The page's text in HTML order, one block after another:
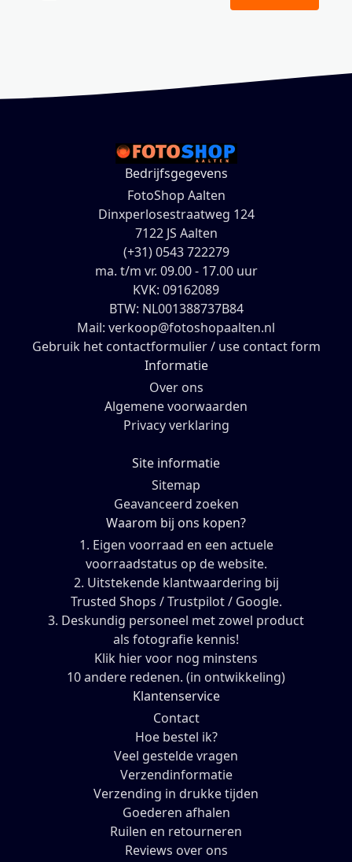
Bedrijfsgegevens
FotoShop Aalten
Dinxperlosestraatweg 124
7122 JS Aalten
(+31) 0543 722279
ma. t/m vr. 09.00 - 17.00 uur
KVK: 09162089
BTW: NL001388737B84
Mail: verkoop@fotoshopaalten.nl
Gebruik het contactformulier / use contact form
Informatie
Over ons
Algemene voorwaarden
Privacy verklaring
Site informatie
Sitemap
Geavanceerd zoeken
Waarom bij ons kopen?
1. Eigen voorraad en een actuele
voorraadstatus op de website.
2. Uitstekende klantwaardering bij
Trusted Shops / Trustpilot / Google.
3. Deskundig personeel met zowel product
als fotografie kennis!
Klik hier voor nog minstens
10 andere redenen. (in ontwikkeling)
Klantenservice
Contact
Hoe bestel ik?
Veel gestelde vragen
Verzendinformatie
Verzending in drukke tijden
Goederen afhalen
Ruilen en retourneren
Reviews over ons